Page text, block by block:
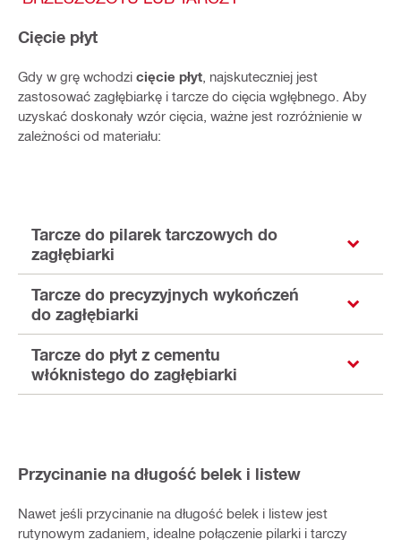
Cięcie płyt
Gdy w grę wchodzi cięcie płyt , najskuteczniej jest
zastosować zagłębiarkę i tarcze do cięcia wgłębnego. Aby
uzyskać doskonały wzór cięcia, ważne jest rozróżnienie w
zależności od materiału:
Tarcze do pilarek tarczowych do
zagłębiarki
Tarcze do precyzyjnych wykończeń
do zagłębiarki
Tarcze do płyt z cementu
włóknistego do zagłębiarki
Przycinanie na długość belek i listew
Nawet jeśli przycinanie na długość belek i listew jest
rutynowym zadaniem, idealne połączenie pilarki i tarczy